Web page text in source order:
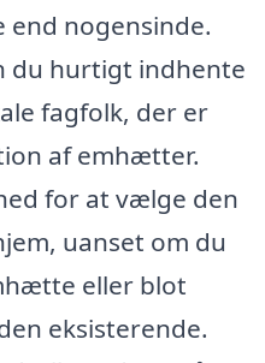
end nogensinde.
du hurtigt indhente
fagfolk, der er
af emhætter.
for at vælge den
uanset om du
eller blot
eksisterende.